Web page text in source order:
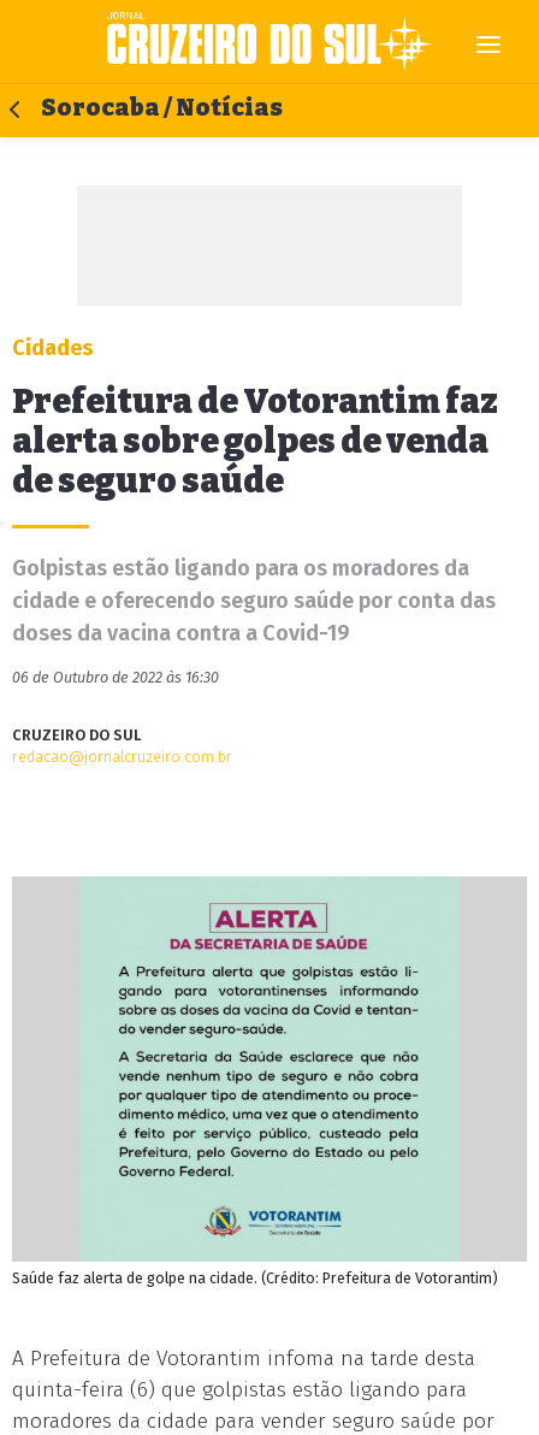
Sorocaba / Notícias
Cidades
Prefeitura de Votorantim faz
alerta sobre golpes de venda
de seguro saúde
Golpistas estão ligando para os moradores da
cidade e oferecendo seguro saúde por conta das
doses da vacina contra a Covid-19
06 de Outubro de 2022 às 16:30
CRUZEIRO DO SUL
redacao@jornalcruzeiro.com.br
Saúde faz alerta de golpe na cidade. (Crédito: Prefeitura de Votorantim)
A Prefeitura de Votorantim infoma na tarde desta
quinta-feira (6) que golpistas estão ligando para
moradores da cidade para vender seguro saúde por